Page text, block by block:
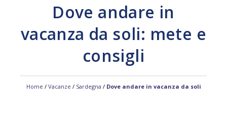
Dove andare in
vacanza da soli: mete e
consigli
Home / Vacanze / Sardegna / Dove andare in vacanza da soli